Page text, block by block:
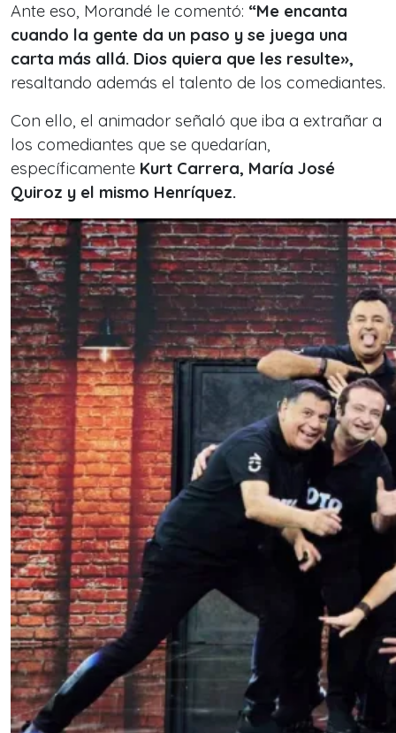
Ante eso, Morandé le comentó: “Me encanta
cuando la gente da un paso y se juega una
carta más allá. Dios quiera que les resulte»,
resaltando además el talento de los comediantes.
Con ello, el animador señaló que iba a extrañar a
los comediantes que se quedarían,
específicamente Kurt Carrera, María José
Quiroz y el mismo Henríquez.